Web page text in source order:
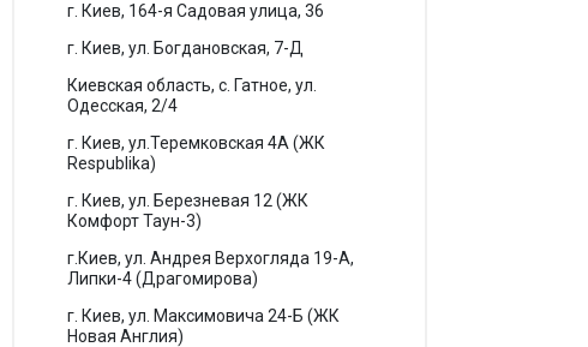
г. Киев, 164-я Садовая улица, 36
г. Киев, ул. Богдановская, 7-Д
Киевская область, с. Гатное, ул.
Одесская, 2/4
г. Киев, ул.Теремковская 4А (ЖК
Respublika)
г. Киев, ул. Березневая 12 (ЖК
Комфорт Таун-3)
г.Киев, ул. Андрея Верхогляда 19-А,
Липки-4 (Драгомирова)
г. Киев, ул. Максимовича 24-Б (ЖК
Новая Англия)